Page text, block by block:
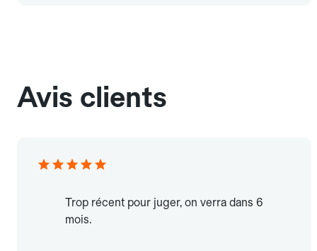
Avis clients
Trop récent pour juger, on verra dans 6
mois.